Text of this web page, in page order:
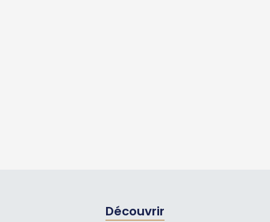
Découvrir